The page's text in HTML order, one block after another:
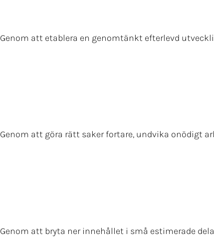
Genom att etablera en genomtänkt efterlevd
Genom att göra rätt saker fortare, undvika onödigt
Genom att bryta ner innehållet i små estimerade